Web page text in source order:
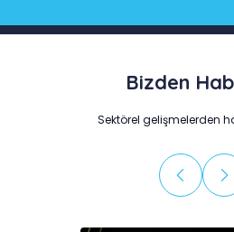
Bizden
Sektörel gelişmelerden